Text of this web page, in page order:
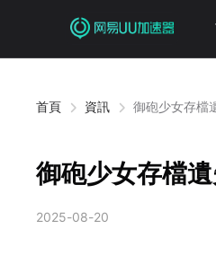
首頁 資訊 御砲少女存檔
御砲少女存檔
2025-08-20